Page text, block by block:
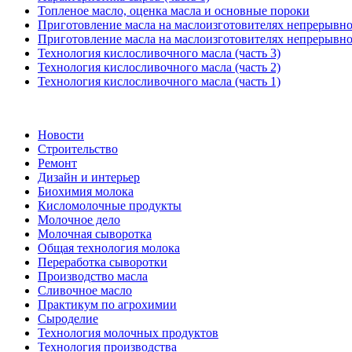
Топленое масло, оценка масла и основные пороки
Приготовление масла на маслоизготовителях
Приготовление масла на маслоизготовителях
Технология кислосливочного масла (часть 3)
Технология кислосливочного масла (часть 2)
Технология кислосливочного масла (часть 1)
Новости
Строительство
Ремонт
Дизайн и интерьер
Биохимия молока
Кисломолочные продукты
Молочное дело
Молочная сыворотка
Общая технология молока
Переработка сыворотки
Производство масла
Сливочное масло
Практикум по агрохимии
Сыроделие
Технология молочных продуктов
Технология производства